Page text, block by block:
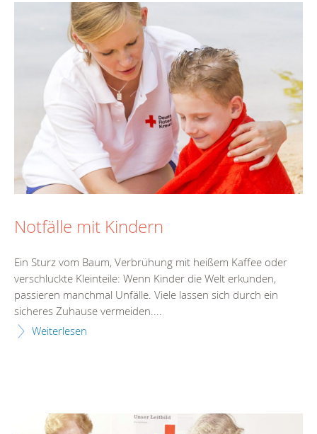
Notfälle mit Kindern
Ein Sturz vom Baum, Verbrühung mit heißem Kaffee oder
verschluckte Kleinteile: Wenn Kinder die Welt erkunden,
passieren manchmal Unfälle. Viele lassen sich durch ein
sicheres Zuhause vermeiden....
Weiterlesen